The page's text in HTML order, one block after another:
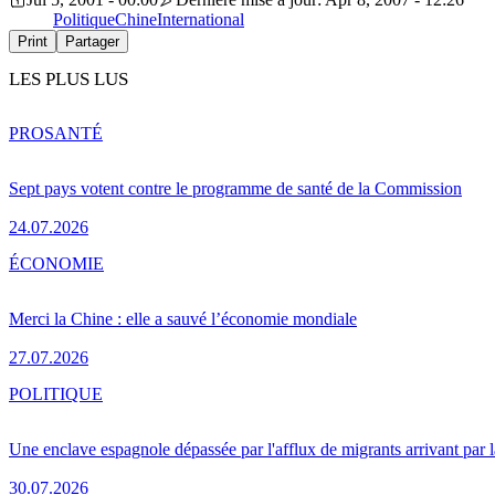
PolitiqueChineInternational
Print Partager
LES PLUS LUS
Sept pays votent contre le programme de santé de la Commission
24.07.2026
PROSANTÉ
Merci la Chine : elle a sauvé l’économie mondiale
27.07.2026
ÉCONOMIE
Une enclave espagnole dépassée par l'afflux de migrants arrivant par
30.07.2026
POLITIQUE